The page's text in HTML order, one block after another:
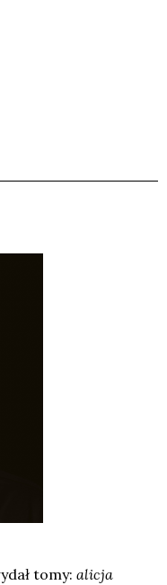
tomy: alicja